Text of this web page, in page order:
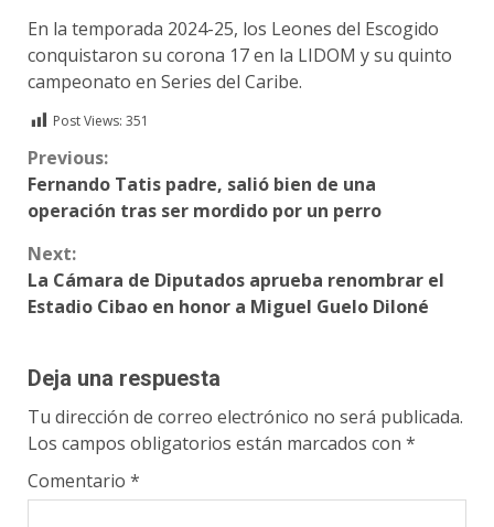
En la temporada 2024-25, los Leones del Escogido
conquistaron su corona 17 en la LIDOM y su quinto
campeonato en Series del Caribe.
Post Views: 351
Continue
Reading
Previous:
Fernando Tatis padre, salió bien de una
operación tras ser mordido por un perro
Next:
La Cámara de Diputados aprueba renombrar el
Estadio Cibao en honor a Miguel Guelo Diloné
Deja una respuesta
Tu dirección de correo electrónico no será publicada.
Los campos obligatorios están marcados con *
Comentario *